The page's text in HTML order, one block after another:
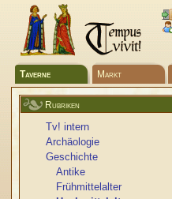
Taverne Markt
Rubriken
Tv! intern
Archäologie
Geschichte
Antike
Frühmittelalter